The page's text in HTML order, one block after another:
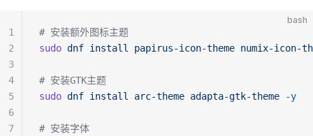
bash
# 安装额外图标主题
sudo dnf install papirus-icon-theme numix-icon-
# 安装GTK主题
sudo dnf install arc-theme adapta-gtk-theme -y
# 安装字体
1
2
3
4
5
6
7